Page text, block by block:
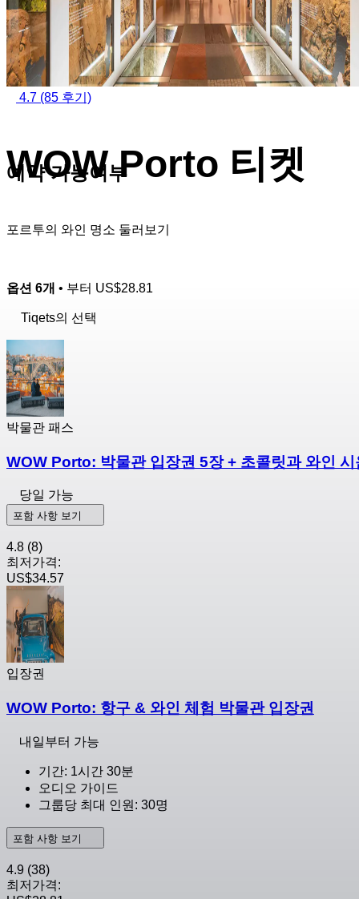
4.7 (85 후기)
WOW Porto 티켓
포르투의 와인 명소 둘러보기
예약 가능여부
옵션 6개 • 부터 US$28.81
Tiqets의 선택
박물관 패스
WOW Porto: 박물관 입장권 5장 + 초콜릿과 와인 시
당일 가능
포함 사항 보기
4.8 (8)
최저가격:
US$34.57
입장권
WOW Porto: 항구 & 와인 체험 박물관 입장권
내일부터 가능
기간: 1시간 30분
오디오 가이드
그룹당 최대 인원: 30명
포함 사항 보기
4.9 (38)
최저가격: